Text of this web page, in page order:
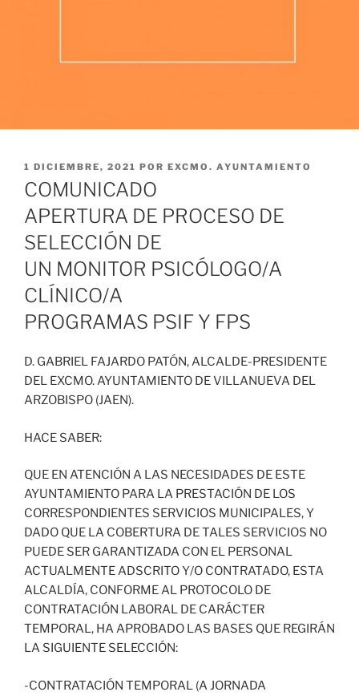
PUBLICADO
EL
1 DICIEMBRE, 2021 POR EXCMO. AYUNTAMIENTO
COMUNICADO
APERTURA DE PROCESO DE
SELECCIÓN DE
UN MONITOR PSICÓLOGO/A
CLÍNICO/A
PROGRAMAS PSIF Y FPS
D. GABRIEL FAJARDO PATÓN, ALCALDE-PRESIDENTE
DEL EXCMO. AYUNTAMIENTO DE VILLANUEVA DEL
ARZOBISPO (JAEN).
HACE SABER:
QUE EN ATENCIÓN A LAS NECESIDADES DE ESTE
AYUNTAMIENTO PARA LA PRESTACIÓN DE LOS
CORRESPONDIENTES SERVICIOS MUNICIPALES, Y
DADO QUE LA COBERTURA DE TALES SERVICIOS NO
PUEDE SER GARANTIZADA CON EL PERSONAL
ACTUALMENTE ADSCRITO Y/O CONTRATADO, ESTA
ALCALDÍA, CONFORME AL PROTOCOLO DE
CONTRATACIÓN LABORAL DE CARÁCTER
TEMPORAL, HA APROBADO LAS BASES QUE REGIRÁN
LA SIGUIENTE SELECCIÓN:
-CONTRATACIÓN TEMPORAL (A JORNADA